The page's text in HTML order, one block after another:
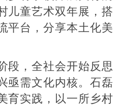
儿童艺术双年展，搭
平台，分享本土化美
段，全社会开始反思
亟需文化内核。石磊
育实践，以一所乡村